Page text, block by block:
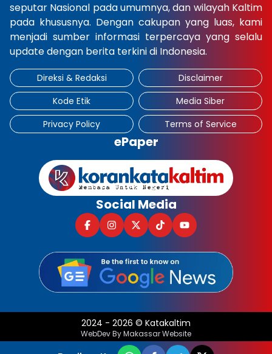
seputar Nasional pada umumnya, dan wilayah Kaltim
pada khususnya. Dengan cakupan yang luas, kami
menjadi sumber informasi terpercaya yang selalu
update dengan berita terkini di Indonesia.
Direksi & Redaksi
Disclaimer
Kode Etik
Media Siber
Privacy Policy
Terms of Service
ePaper
Social Media
2024 - 2026 © Katakaltim
WebDev By Makassar Website